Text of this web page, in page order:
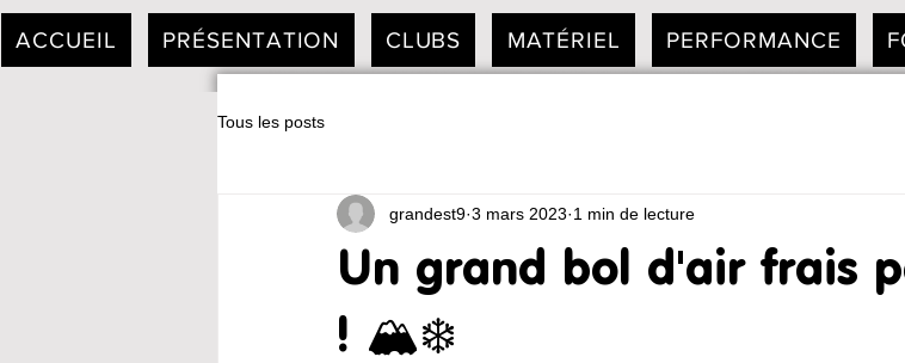
ACCUEIL PRÉSENTATION CLUBS MATÉRIEL PERFORMANCE
Tous les posts
Un grand bol d'air frais
! 🏔❄️
grandest9 3 mars 2023 1 min de lecture